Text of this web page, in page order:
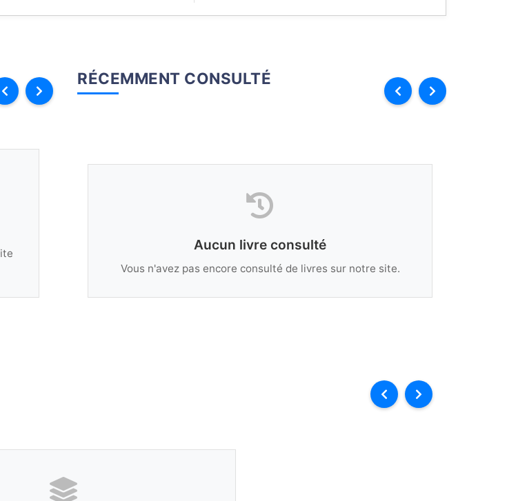
RÉCEMMENT CONSULTÉ
Aucun livre consulté
Vous n'avez pas encore consulté de livres sur notre site.